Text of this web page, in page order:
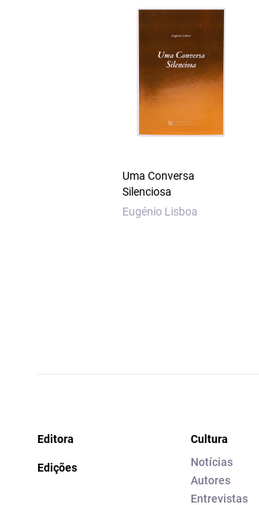
Uma Conversa
Silenciosa
Eugénio Lisboa
Editora
Edições
Cultura
Notícias
Autores
Entrevistas